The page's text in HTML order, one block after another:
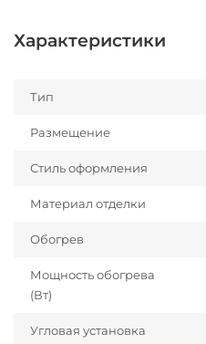
Характеристики
Тип
Размещение
Стиль оформления
Материал отделки
Обогрев
Мощность обогрева
(Вт)
Угловая установка